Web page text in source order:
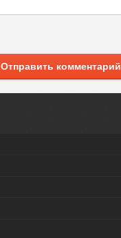
Отправить комментарий